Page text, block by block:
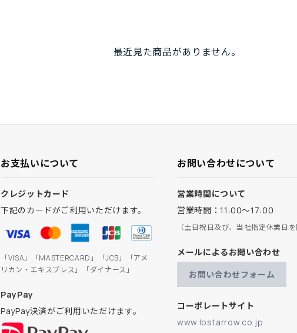
最近見た商品がありません。
お支払いについて
クレジットカード
下記のカードがご利用いただけます。
「VISA」「MASTERCARD」「JCB」「アメ
リカン・エキスプレス」「ダイナース」
PayPay
PayPay決済がご利用いただけます。
お問い合わせについて
営業時間について
営業時間：11:00～17:00
（土日祝日及び、当社指定休業日
メールによるお問い合わせ
お問い合わせフォーム
コーポレートサイト
www.lostarrow.co.jp